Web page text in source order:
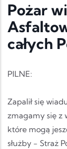
Pożar
całych
PILNE:
Zapalił się
zmagamy się z
które mogą
służby - Straż